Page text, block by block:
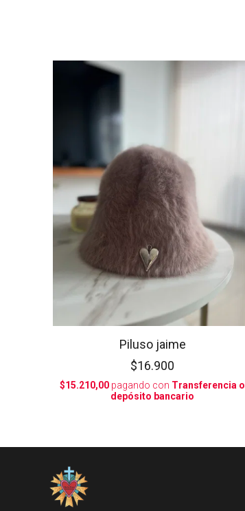
Piluso jaime
$16.900
$15.210,00 pagando con Transferencia o
depósito bancario